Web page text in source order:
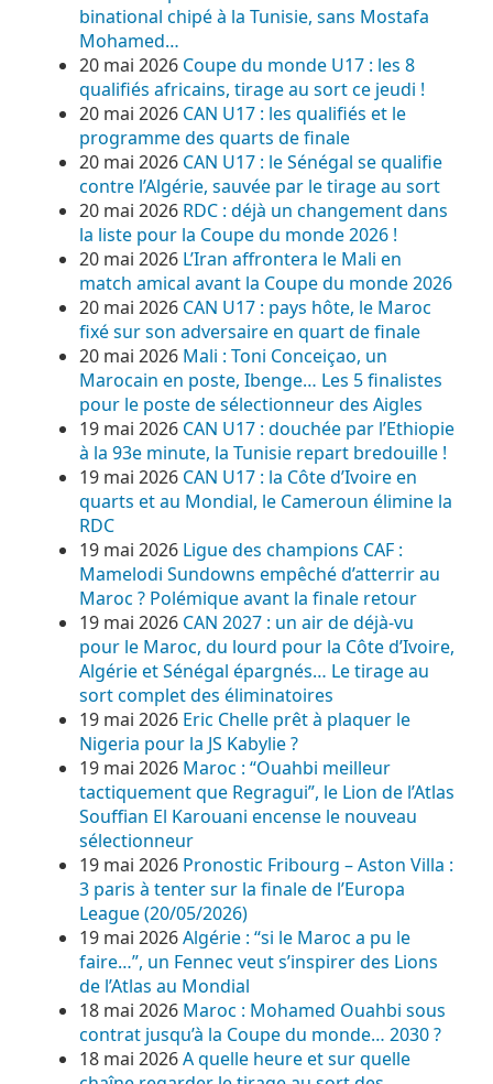
binational chipé à la Tunisie, sans Mostafa
Mohamed…
20 mai 2026 Coupe du monde U17 : les 8
qualifiés africains, tirage au sort ce jeudi !
20 mai 2026 CAN U17 : les qualifiés et le
programme des quarts de finale
20 mai 2026 CAN U17 : le Sénégal se qualifie
contre l’Algérie, sauvée par le tirage au sort
20 mai 2026 RDC : déjà un changement dans
la liste pour la Coupe du monde 2026 !
20 mai 2026 L’Iran affrontera le Mali en
match amical avant la Coupe du monde 2026
20 mai 2026 CAN U17 : pays hôte, le Maroc
fixé sur son adversaire en quart de finale
20 mai 2026 Mali : Toni Conceiçao, un
Marocain en poste, Ibenge… Les 5 finalistes
pour le poste de sélectionneur des Aigles
19 mai 2026 CAN U17 : douchée par l’Ethiopie
à la 93e minute, la Tunisie repart bredouille !
19 mai 2026 CAN U17 : la Côte d’Ivoire en
quarts et au Mondial, le Cameroun élimine la
RDC
19 mai 2026 Ligue des champions CAF :
Mamelodi Sundowns empêché d’atterrir au
Maroc ? Polémique avant la finale retour
19 mai 2026 CAN 2027 : un air de déjà-vu
pour le Maroc, du lourd pour la Côte d’Ivoire,
Algérie et Sénégal épargnés… Le tirage au
sort complet des éliminatoires
19 mai 2026 Eric Chelle prêt à plaquer le
Nigeria pour la JS Kabylie ?
19 mai 2026 Maroc : “Ouahbi meilleur
tactiquement que Regragui”, le Lion de l’Atlas
Souffian El Karouani encense le nouveau
sélectionneur
19 mai 2026 Pronostic Fribourg – Aston Villa :
3 paris à tenter sur la finale de l’Europa
League (20/05/2026)
19 mai 2026Algérie : “si le Maroc a pu le
faire…”, un Fennec veut s’inspirer des Lions
de l’Atlas au Mondial
18 mai 2026 Maroc : Mohamed Ouahbi sous
contrat jusqu’à la Coupe du monde… 2030 ?
18 mai 2026A quelle heure et sur quelle